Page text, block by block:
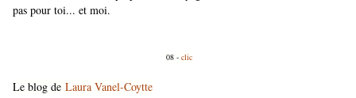
pas pour toi... et moi.
08 - clic
Le blog de Laura Vanel-Coytte